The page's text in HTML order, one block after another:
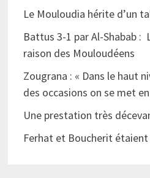
Le Mouloudia hérite d’un
Battus 3-1 par Al-Shabab :
raison des Mouloudéens
Zougrana : « Dans le haut
des occasions on se met
Une prestation très
Ferhat et Boucherit